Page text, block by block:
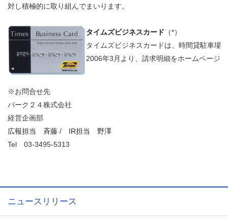
対し積極的に取り組んでまいります。
タイムズビジネスカード
タイムズビジネスカード （*）
タイムズビジネスカードは、時間貸駐車場
2006年3月より、請求明細をホームページ
※お問合せ先
パーク２４株式会社
経営企画部
広報担当 斉藤 / IR担当 野澤
Tel 03-3495-5313
ニュースリリース